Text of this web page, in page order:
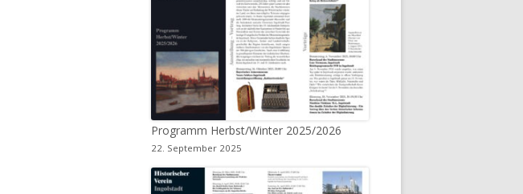
Programm Herbst/Winter 2025/2026
22. September 2025